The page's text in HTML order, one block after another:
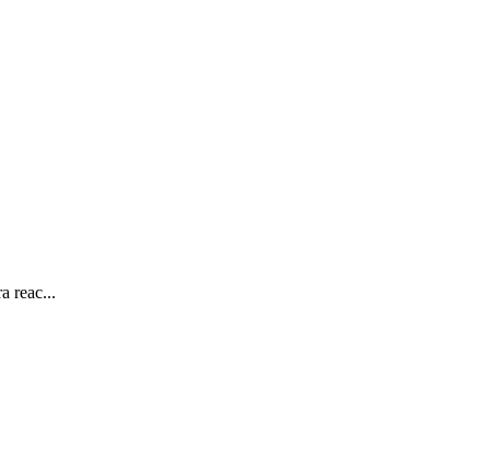
reac...